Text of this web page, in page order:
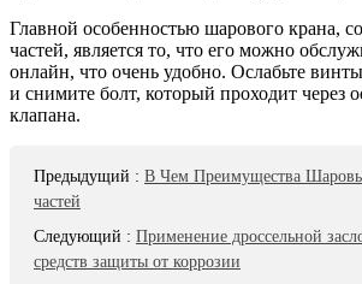
Главной особенностью шарового крана,
частей, является то, что его можно
онлайн, что очень удобно. Ослабьте
и снимите болт, который проходит через
клапана.
Предыдущий : В Чем Преимущества
частей
Следующий : Применение дроссельной
средств защиты от коррозии